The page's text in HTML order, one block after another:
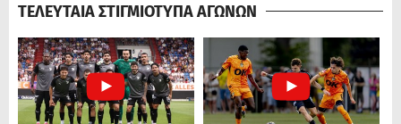
ΤΕΛΕΥΤΑΙΑ ΣΤΙΓΜΙΟΤΥΠΑ ΑΓΩΝΩΝ